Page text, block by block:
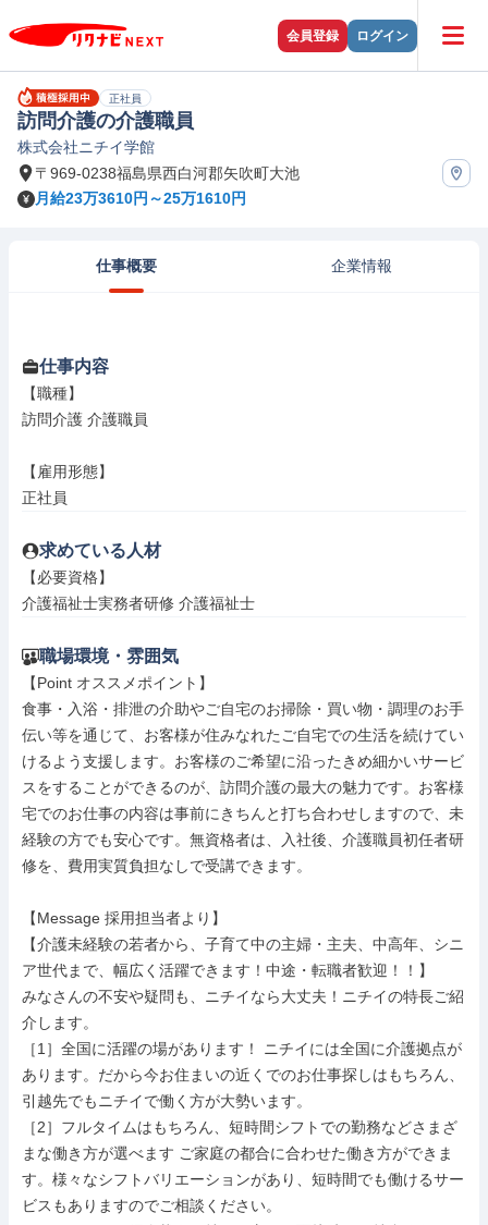
会員登録 ログイン
正社員
訪問介護の介護職員
株式会社ニチイ学館
〒969-0238福島県西白河郡矢吹町大池
月給23万3610円～25万1610円
仕事概要 企業情報
仕事内容
【職種】
訪問介護 介護職員
【雇用形態】
正社員
求めている人材
【必要資格】
介護福祉士実務者研修 介護福祉士
職場環境・雰囲気
【Point オススメポイント】
食事・入浴・排泄の介助やご自宅のお掃除・買い物・調理のお手
伝い等を通じて、お客様が住みなれたご自宅での生活を続けてい
けるよう支援します。お客様のご希望に沿ったきめ細かいサービ
スをすることができるのが、訪問介護の最大の魅力です。お客様
宅でのお仕事の内容は事前にきちんと打ち合わせしますので、未
経験の方でも安心です。無資格者は、入社後、介護職員初任者研
修を、費用実質負担なしで受講できます。
【Message 採用担当者より】
【介護未経験の若者から、子育て中の主婦・主夫、中高年、シニ
ア世代まで、幅広く活躍できます！中途・転職者歓迎！！】
みなさんの不安や疑問も、ニチイなら大丈夫！ニチイの特長ご紹
介します。
［1］全国に活躍の場があります！ ニチイには全国に介護拠点が
あります。だから今お住まいの近くでのお仕事探しはもちろん、
引越先でもニチイで働く方が大勢います。
［2］フルタイムはもちろん、短時間シフトでの勤務などさまざ
まな働き方が選べます ご家庭の都合に合わせた働き方ができま
す。様々なシフトバリエーションがあり、短時間でも働けるサー
ビスもありますのでご相談ください。